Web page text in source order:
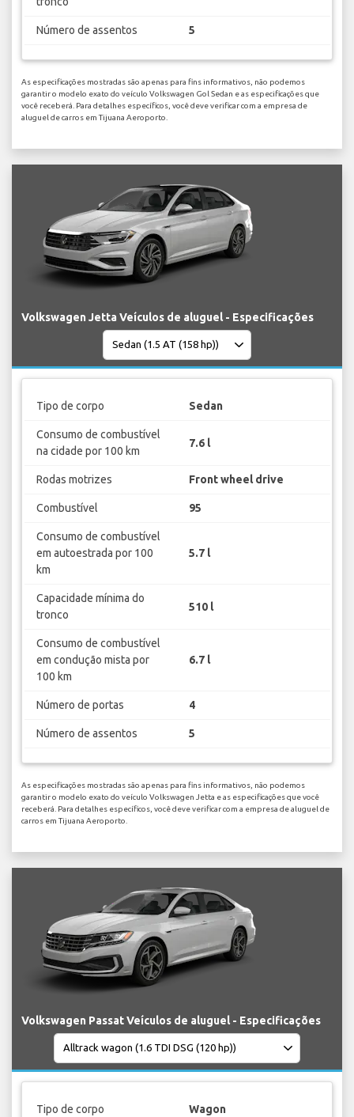
Número de assentos 5
As especificações mostradas são apenas para fins informativos, não podemos
garantir o modelo exato do veículo Volkswagen Gol Sedan e as especificações que
você receberá. Para detalhes específicos, você deve verificar com a empresa de
aluguel de carros em Tijuana Aeroporto.
Volkswagen Jetta Veículos de aluguel - Especificações
Tipo de corpo Sedan
Consumo de combustível
na cidade por 100 km
7.6 l
Rodas motrizes Front wheel drive
Combustível 95
Consumo de combustível
em autoestrada por 100
km
5.7 l
Capacidade mínima do
tronco
510 l
Consumo de combustível
em condução mista por
100 km
6.7 l
Número de portas 4
Número de assentos 5
As especificações mostradas são apenas para fins informativos, não podemos
garantir o modelo exato do veículo Volkswagen Jetta e as especificações que você
receberá. Para detalhes específicos, você deve verificar com a empresa de aluguel de
carros em Tijuana Aeroporto.
Volkswagen Passat Veículos de aluguel - Especificações
Tipo de corpo Wagon